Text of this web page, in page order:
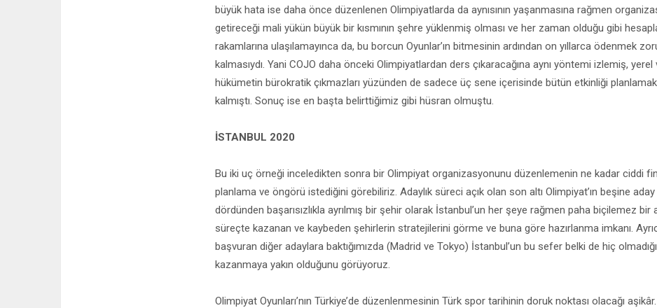
büyük hata ise daha önce düzenlenen Olimpiyatlarda da aynısının yaşanmasına rağmen
getireceği mali yükün büyük bir kısmının şehre yüklenmiş olması ve her zaman olduğu gibi
rakamlarına ulaşılamayınca da, bu borcun Oyunlar’ın bitmesinin ardından on yıllarca ödenmek
kalmasıydı. Yani COJO daha önceki Olimpiyatlardan ders çıkaracağına aynı yöntemi izlemiş,
hükümetin bürokratik çıkmazları yüzünden de sadece üç sene içerisinde bütün etkinliği
kalmıştı. Sonuç ise en başta belirttiğimiz gibi hüsran olmuştu.
İSTANBUL 2020
Bu iki uç örneği inceledikten sonra bir Olimpiyat organizasyonunu düzenlemenin ne kadar ciddi
planlama ve öngörü istediğini görebiliriz. Adaylık süreci açık olan son altı Olimpiyat’ın beşine
dördünden başarısızlıkla ayrılmış bir şehir olarak İstanbul’un her şeye rağmen paha biçilemez bir
süreçte kazanan ve kaybeden şehirlerin stratejilerini görme ve buna göre hazırlanma imkanı.
başvuran diğer adaylara baktığımızda (Madrid ve Tokyo) İstanbul’un bu sefer belki de hiç
kazanmaya yakın olduğunu görüyoruz.
Olimpiyat Oyunları’nın Türkiye’de düzenlenmesinin Türk spor tarihinin doruk noktası olacağı